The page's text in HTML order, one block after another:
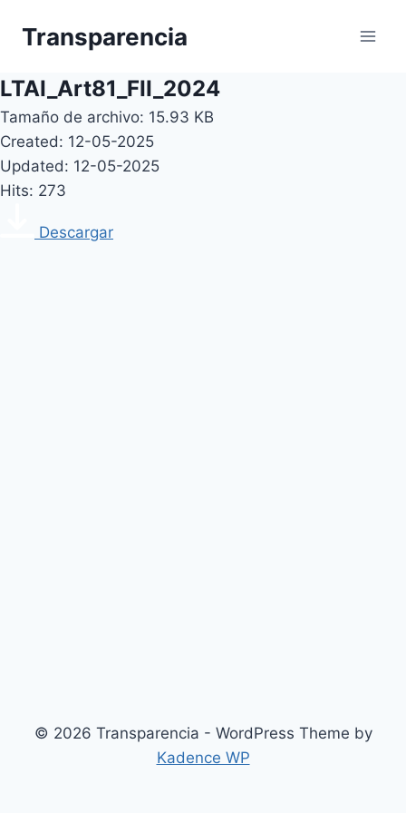
Transparencia
LTAI_Art81_FII_2024
Tamaño de archivo: 15.93 KB
Created: 12-05-2025
Updated: 12-05-2025
Hits: 273
Descargar
© 2026 Transparencia - WordPress Theme by
Kadence WP